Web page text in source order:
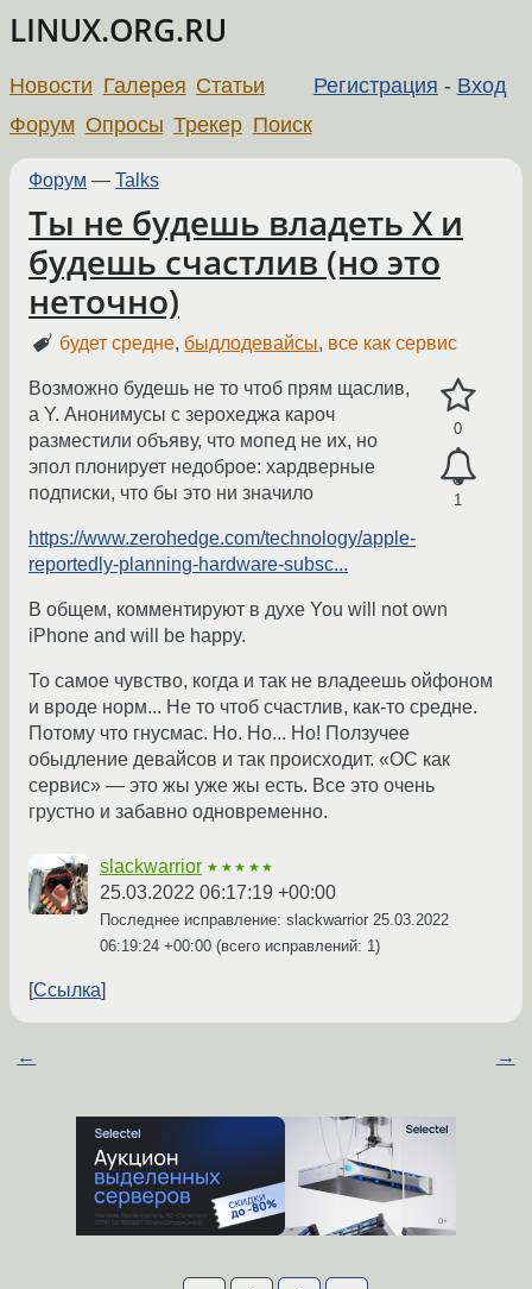
LINUX.ORG.RU
Регистрация - Вход
Новости Галерея Статьи
Форум Опросы Трекер Поиск
Форум — Talks
Ты не будешь владеть Х и
будешь счастлив (но это
неточно)
будет средне, быдлодевайсы, все как сервис
0
1
Возможно будешь не то чтоб прям щаслив,
а Y. Анонимусы с зерохеджа кароч
разместили объяву, что мопед не их, но
эпол плонирует недоброе: хардверные
подписки, что бы это ни значило
https://www.zerohedge.com/technology/apple-
reportedly-planning-hardware-subsc...
В общем, комментируют в духе You will not own
iPhone and will be happy.
То самое чувство, когда и так не владеешь ойфоном
и вроде норм... Не то чтоб счастлив, как-то средне.
Потому что гнусмас. Но. Но... Но! Ползучее
обыдление девайсов и так происходит. «ОС как
сервис» — это жы уже жы есть. Все это очень
грустно и забавно одновременно.
slackwarrior ★★★★★
25.03.2022 06:17:19 +00:00
Последнее исправление: slackwarrior 25.03.2022
06:19:24 +00:00 (всего исправлений: 1)
Ссылка
← →